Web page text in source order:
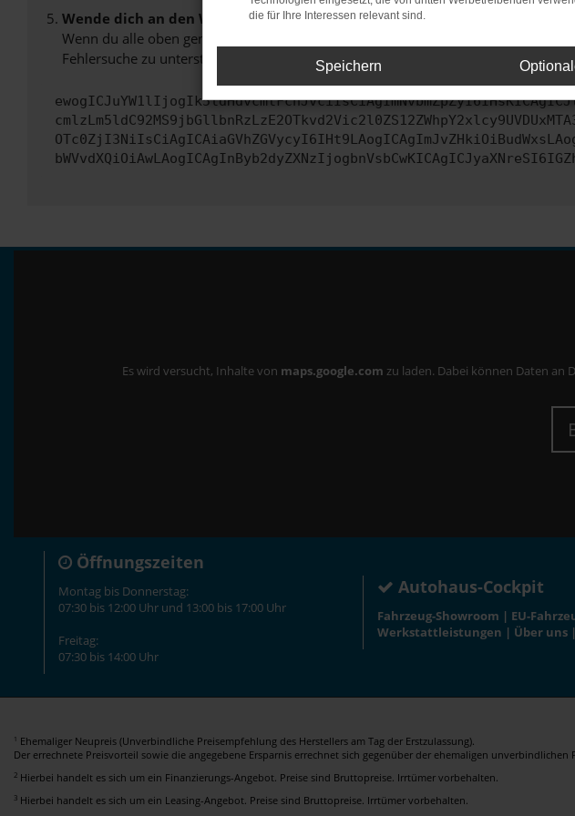
Wende dich an den Webseitenbetreiber.
Wenn du alle oben genannten Schritte versucht hast, kontaktiere uns bitte. Wir
Fehlersuche zu unterstützen:
Es wird versucht, Inhalte von maps.google.com zu laden. Dabei können Daten an
Öffnungszeiten
Montag bis Donnerstag:
07:30 bis 12:00 Uhr und 13:00 bis 17:00 Uhr
Freitag:
07:30 bis 14:00 Uhr
Autohaus-Cockpit
Fahrzeug-Showroom | EU-
Werkstattleistungen | Über uns |
1 Ehemaliger Neupreis (Unverbindliche Preisempfehlung des Herstellers am Tag der Erstzulassung).
Der errechnete Preisvorteil sowie die angegebene Ersparnis errechnet sich gegenüber der ehemaligen unverbindlichen
2 Hierbei handelt es sich um ein Finanzierungs-Angebot. Preise sind Bruttopreise. Irrtümer vorbehalten.
3 Hierbei handelt es sich um ein Leasing-Angebot. Preise sind Bruttopreise. Irrtümer vorbehalten.
die für Ihre Interessen relevant sind.
Speichern